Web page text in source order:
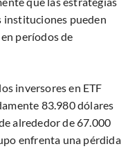
instituciones pueden
períodos de
inversores en ETF
83.980 dólares
alrededor de 67.000
enfrenta una pérdida